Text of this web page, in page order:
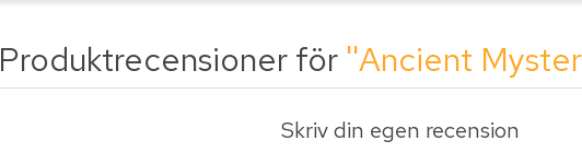
Produktrecensioner för Ancient
Skriv din egen recension